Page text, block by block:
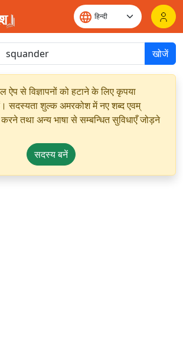
खोजें
ऐप से विज्ञापनों को हटाने के लिए कृपया
सदस्यता शुल्क अमरकोश में नए शब्द एवम्
करने तथा अन्य भाषा से सम्बन्धित सुविधाएँ जोड़ने
सदस्य बनें